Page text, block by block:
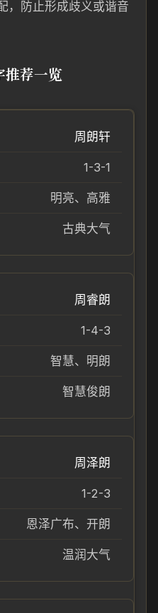
，防止形成歧义或谐音
推荐一览
周朗轩
1-3-1
明亮、高雅
古典大气
周睿朗
1-4-3
智慧、明朗
智慧俊朗
周泽朗
1-2-3
恩泽广布、开朗
温润大气